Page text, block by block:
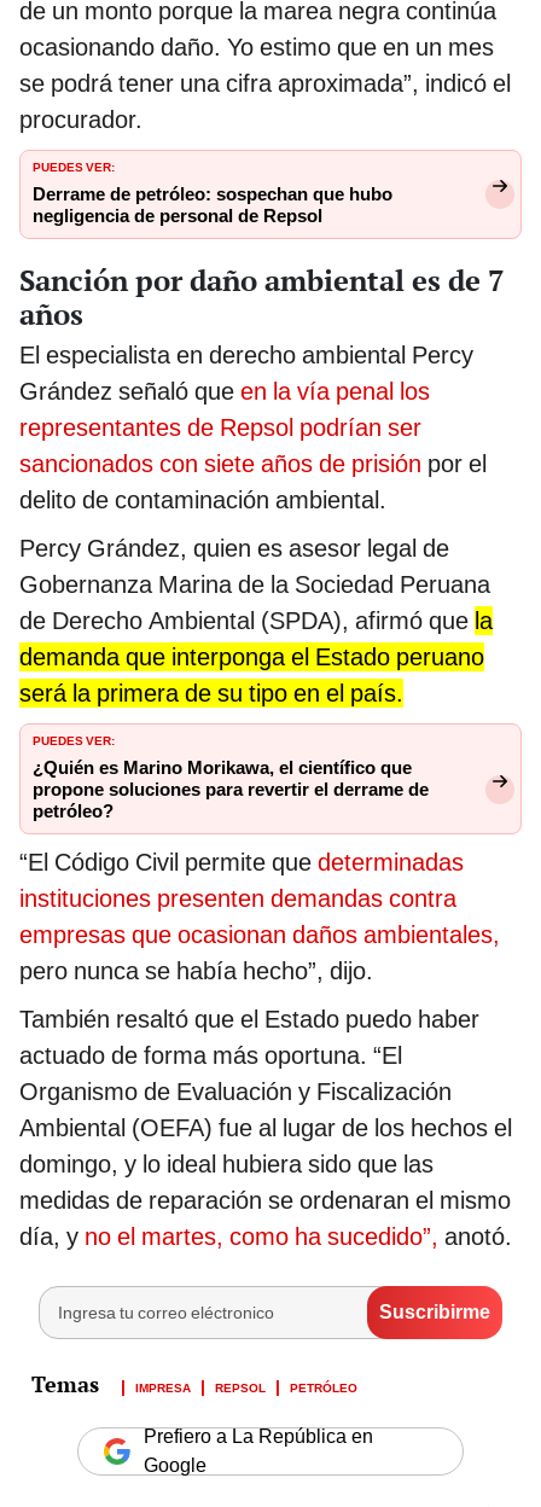
de un monto porque la marea negra continúa
ocasionando daño. Yo estimo que en un mes
se podrá tener una cifra aproximada”, indicó el
procurador.
PUEDES VER:
Derrame de petróleo: sospechan que hubo
negligencia de personal de Repsol
Sanción por daño ambiental es de 7
años
El especialista en derecho ambiental Percy
Grández señaló que en la vía penal los
representantes de Repsol podrían ser
sancionados con siete años de prisión por el
delito de contaminación ambiental.
Percy Grández, quien es asesor legal de
Gobernanza Marina de la Sociedad Peruana
de Derecho Ambiental (SPDA), afirmó que la
demanda que interponga el Estado peruano
será la primera de su tipo en el país.
PUEDES VER:
¿Quién es Marino Morikawa, el científico que
propone soluciones para revertir el derrame de
petróleo?
“El Código Civil permite que determinadas
instituciones presenten demandas contra
empresas que ocasionan daños ambientales,
pero nunca se había hecho”, dijo.
También resaltó que el Estado puedo haber
actuado de forma más oportuna. “El
Organismo de Evaluación y Fiscalización
Ambiental (OEFA) fue al lugar de los hechos el
domingo, y lo ideal hubiera sido que las
medidas de reparación se ordenaran el mismo
día, y no el martes, como ha sucedido”, anotó.
IMPRESA REPSOL PETRÓLEO
Prefiero a La República en
Google